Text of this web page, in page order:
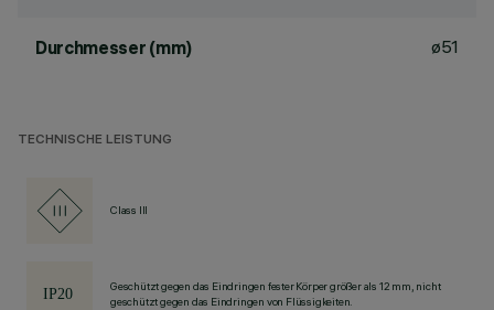
Durchmesser (mm) ø51
TECHNISCHE LEISTUNG
Class III
Geschützt gegen das Eindringen fester Körper größer als 12 mm, nicht
geschützt gegen das Eindringen von Flüssigkeiten.